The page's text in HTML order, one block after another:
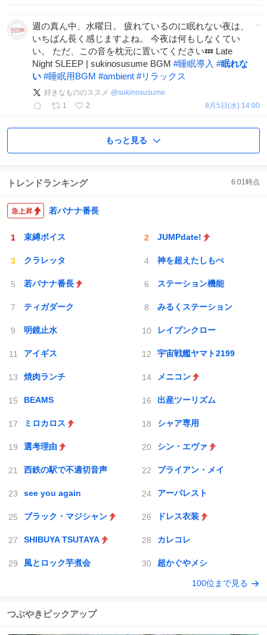
週の真ん中、水曜日。 疲れているのに眠れない夜は、
いちばん長く感じますよね。 今夜は何もしなくてい
い。 ただ、この音を枕元に置いてください💤 Late
Night SLEEP | sukinosusume BGM #睡眠導入 #眠れな
い #睡眠用BGM #ambient #リラックス
好きなもののススメ @sukinosusume
1
2 8月5日(水) 14:00
もっと見る
トレンドランキング 6:01時点
若バナナ番長
束縛ボイス JUMPdate!
クラレッタ 神を超えたしもべ
若バナナ番長 ステーション機能
ティガダーク みるくステーション
明鏡止水 レイブンクロー
アイギス 宇宙戦艦ヤマト2199
焼肉ランチ メニコン
BEAMS 出産ツーリズム
ミロカロス シャア専用
選考理由 シン・エヴァ
西鉄の駅で不適切音声 ブライアン・メイ
see you again アーバレスト
ブラック・マジシャン ドレス衣装
SHIBUYA TSUTAYA カレコレ
風とロック芋煮会 超かぐやメシ
100位まで見る
つぶやきピックアップ